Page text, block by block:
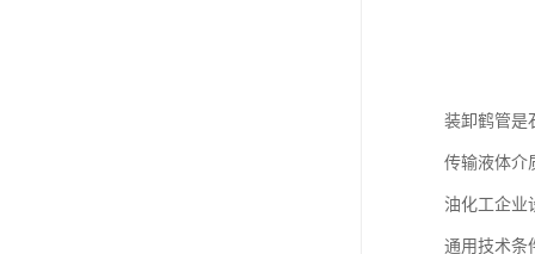
装卸鹤管是
传输液体介
油化工企业
通用技术条